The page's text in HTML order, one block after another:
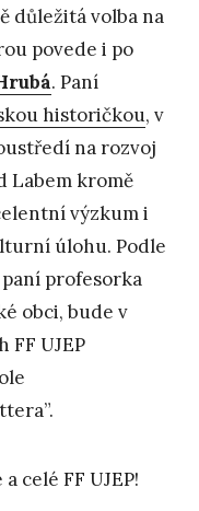
důležitá volba na
povede i po
. Paní
historičkou, v
na rozvoj
Labem kromě
výzkum i
úlohu. Podle
profesorka
obci, bude v
UJEP
celé FF UJEP!